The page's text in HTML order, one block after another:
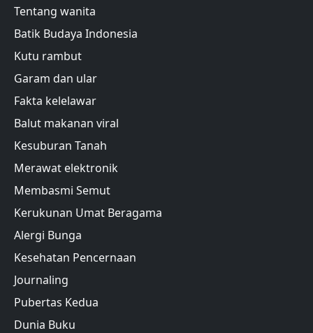
Tentang wanita
Batik Budaya Indonesia
Kutu rambut
Garam dan ular
Fakta kelelawar
Balut makanan viral
Kesuburan Tanah
Merawat elektronik
Membasmi Semut
Kerukunan Umat Beragama
Alergi Bunga
Kesehatan Pencernaan
Journaling
Pubertas Kedua
Dunia Buku